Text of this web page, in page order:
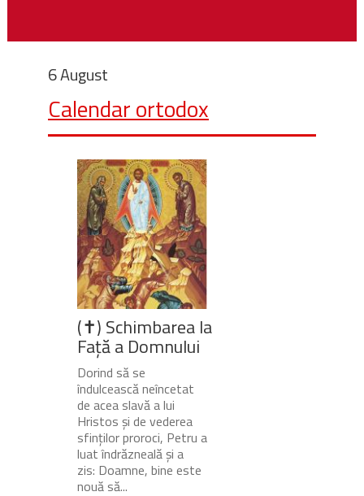
6 August
Calendar ortodox
(✝) Schimbarea la
Față a Domnului
Dorind să se
îndulcească neîncetat
de acea slavă a lui
Hristos și de vederea
sfinților proroci, Petru a
luat îndrăzneală și a
zis: Doamne, bine este
nouă să...